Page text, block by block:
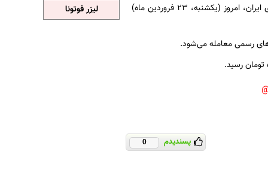
به نقل از ایرنا، بر اساس تازه‌ترین داده‌های منتشر شده مرکز مبادله ارز و طلای ایران، امروز (یکشنبه، ۲۳ فروردین ماه)
پسندیدم 0
لیزر فوتونا